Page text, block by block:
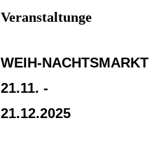
Veranstaltunge
WEIH-NACHTSMARKT
21.11. -
21.12.2025